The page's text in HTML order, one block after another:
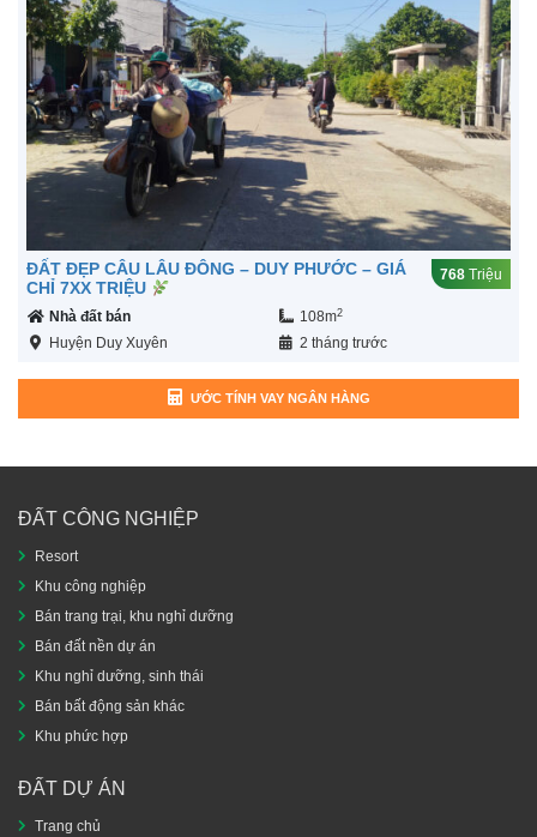
ĐẤT ĐẸP CÂU LÂU ĐÔNG – DUY PHƯỚC – GIÁ
CHỈ 7XX TRIỆU
768 Triệu
Nhà đất bán 108m2
Huyện Duy Xuyên 2 tháng trước
ƯỚC TÍNH VAY NGÂN HÀNG
ĐẤT CÔNG NGHIỆP
Resort
Khu công nghiệp
Bán trang trại, khu nghỉ dưỡng
Bán đất nền dự án
Khu nghỉ dưỡng, sinh thái
Bán bất động sản khác
Khu phức hợp
ĐẤT DỰ ÁN
Trang chủ